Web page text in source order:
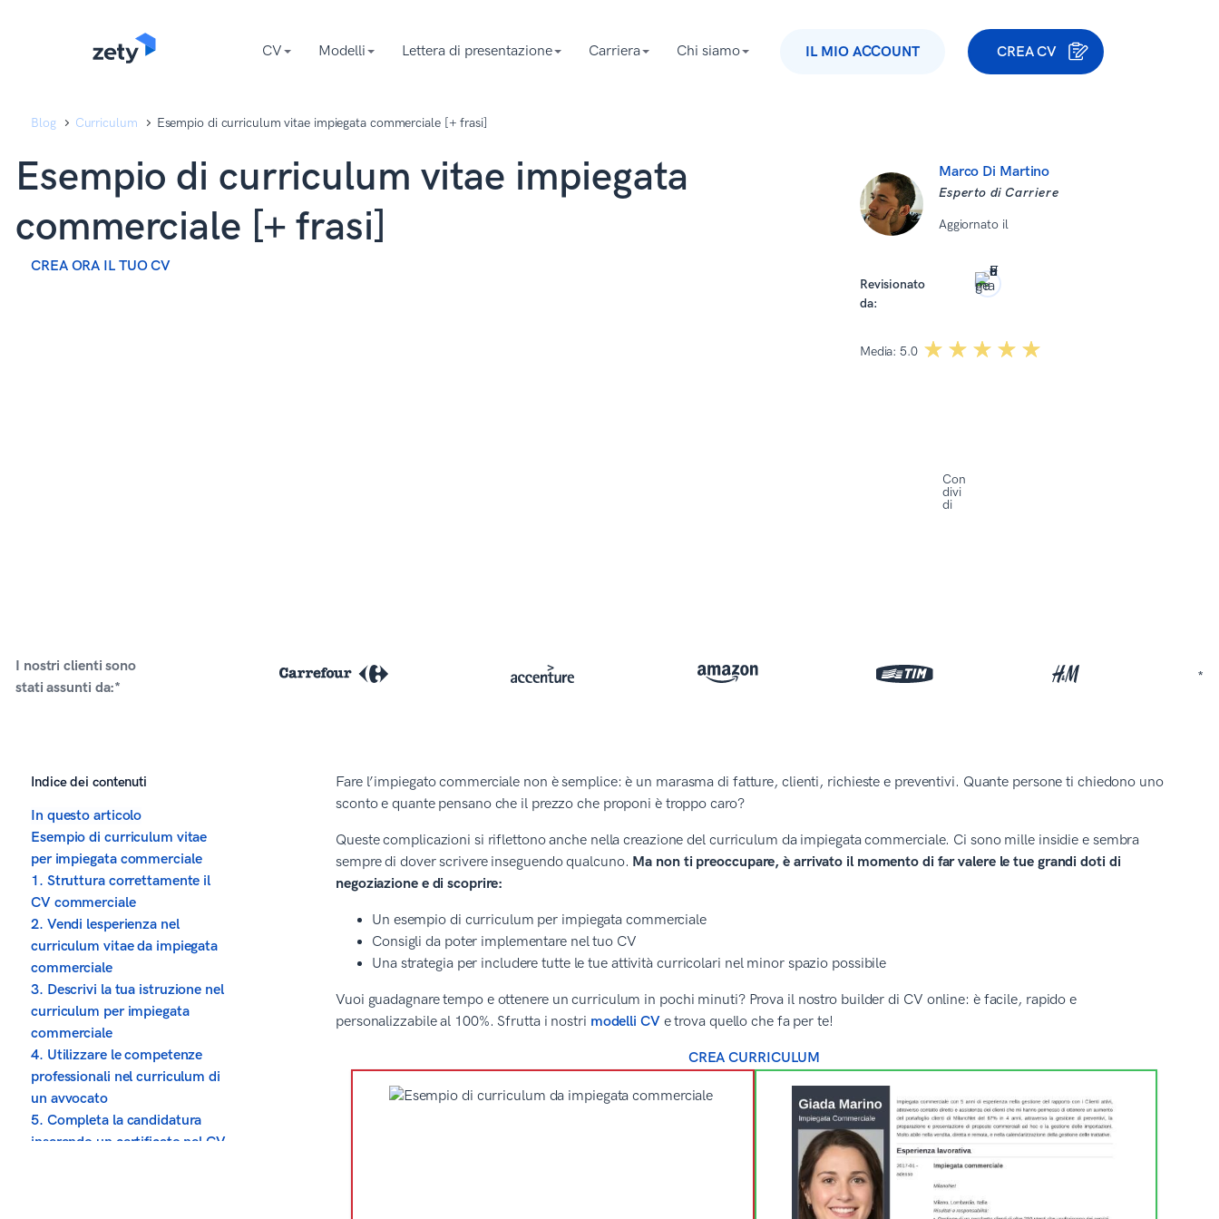
CV Modelli Lettera di presentazione Carriera Chi siamo CREA CV
IL MIO ACCOUNT
Blog Curriculum Esempio di curriculum vitae impiegata commerciale [+ frasi]
Esempio di curriculum vitae impiegata
commerciale [+ frasi]
CREA ORA IL TUO CV
Marco Di Martino
Esperto di Carriere
Aggiornato il15 Aprile 2026
Revisionato
da:
Media:5.0 ☆☆☆☆☆
★★★★★
Con
divi
di
I nostri clienti sono
stati assunti da:*
*
Indice dei contenuti
In questo articolo
Esempio di curriculum vitae
per impiegata commerciale
1. Struttura correttamente il
CV commerciale
2. Vendi lesperienza nel
curriculum vitae da impiegata
commerciale
3. Descrivi la tua istruzione nel
curriculum per impiegata
commerciale
4. Utilizzare le competenze
professionali nel curriculum di
un avvocato
5. Completa la candidatura
inserendo un certificato nel CV
Fare l’impiegato commerciale non è semplice: è un marasma di fatture, clienti, richieste e preventivi. Quante persone ti chiedono uno
sconto e quante pensano che il prezzo che proponi è troppo caro?
Queste complicazioni si riflettono anche nella creazione del curriculum da impiegata commerciale. Ci sono mille insidie e sembra
sempre di dover scrivere inseguendo qualcuno. Ma non ti preoccupare, è arrivato il momento di far valere le tue grandi doti di
negoziazione e di scoprire:
Un esempio di curriculum per impiegata commerciale
Consigli da poter implementare nel tuo CV
Una strategia per includere tutte le tue attività curricolari nel minor spazio possibile
Vuoi guadagnare tempo e ottenere un curriculum in pochi minuti? Prova il nostro builder di CV online: è facile, rapido e
personalizzabile al 100%. Sfrutta i nostri modelli CVe trova quello che fa per te!
CREA CURRICULUM